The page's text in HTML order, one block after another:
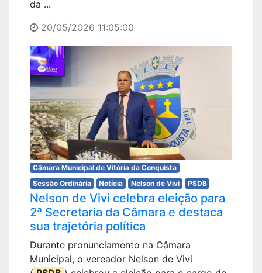
da ...
20/05/2026 11:05:00
Câmara Municipal de Vitória da Conquista
Sessão Ordinária
Notícia Nelson de Vivi PSDB
Nelson de Vivi celebra eleição para
2ª Secretaria da Câmara e destaca
sua trajetória política
Durante pronunciamento na Câmara
Municipal, o vereador Nelson de Vivi